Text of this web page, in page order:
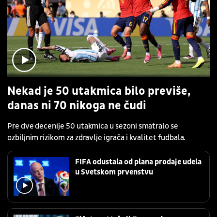
Nekad je 50 utakmica bilo previše,
danas ni 70 nikoga ne čudi
Pre dve decenije 50 utakmica u sezoni smatralo se
ozbiljnim rizikom za zdravlje igrača i kvalitet fudbala.
FIFA odustala od plana prodaje udela
u Svetskom prvenstvu